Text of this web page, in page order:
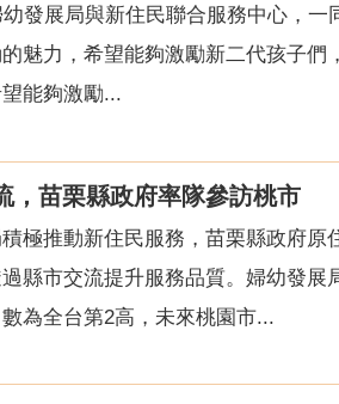
發展局與新住民聯合服務中心，
魅力，希望能夠激勵新二代孩子
能夠激勵...
，苗栗縣政府率隊參訪桃市
極推動新住民服務，苗栗縣政府
縣市交流提升服務品質。婦幼發
為全台第2高，未來桃園市...